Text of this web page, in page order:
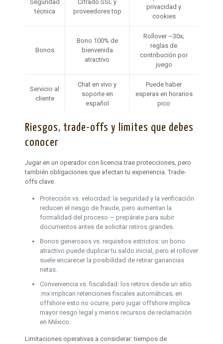
Seguridad
técnica
Cifrado SSL y
proveedores top
privacidad y
cookies
Bonos
Bono 100% de
bienvenida
atractivo
Rollover ~30x;
reglas de
contribución por
juego
Servicio al
cliente
Chat en vivo y
soporte en
español
Puede haber
esperas en horarios
pico
Riesgos, trade-offs y límites que debes
conocer
Jugar en un operador con licencia trae protecciones, pero
también obligaciones que afectan tu experiencia. Trade-
offs clave:
Protección vs. velocidad: la seguridad y la verificación
reducen el riesgo de fraude, pero aumentan la
formalidad del proceso — prepárate para subir
documentos antes de solicitar retiros grandes.
Bonos generosos vs. requisitos estrictos: un bono
atractivo puede duplicar tu saldo inicial, pero el rollover
suele encarecer la posibilidad de retirar ganancias
netas.
Conveniencia vs. fiscalidad: los retiros desde un sitio
.mx implican retenciones fiscales automáticas; en
offshore esto no ocurre, pero jugar offshore implica
mayor riesgo legal y menos recursos de reclamación
en México.
Limitaciones operativas a considerar: tiempos de